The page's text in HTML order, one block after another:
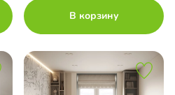
В корзину